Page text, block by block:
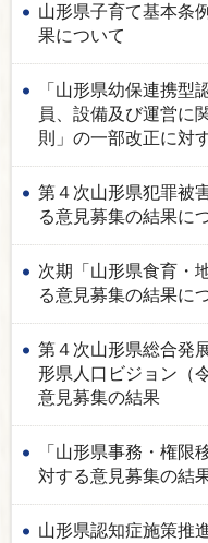
山形県子育て基本条
果について
「山形県幼保連携型
員、設備及び運営に
則」の一部改正に対
第４次山形県犯罪被
る意見募集の結果に
次期「山形県食育・
る意見募集の結果に
第４次山形県総合発
形県人口ビジョン（
意見募集の結果
「山形県事務・権限
対する意見募集の結
山形県認知症施策推